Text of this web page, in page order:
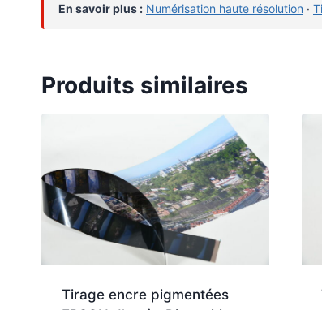
En savoir plus : Numérisation haute résolution ·
Produits similaires
Tirage encre pigmentées